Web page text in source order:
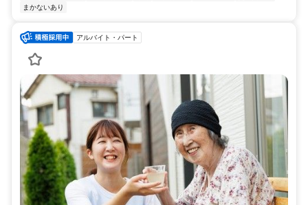
まかないあり
アルバイト・パート